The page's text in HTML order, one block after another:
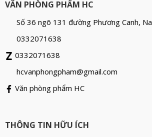
VĂN PHÒNG PHẨM HC
Số 36 ngõ 131 đường Phương Canh,
0332071638
0332071638
hcvanphongpham@gmail.com
Văn phòng phẩm HC
THÔNG TIN HỮU ÍCH